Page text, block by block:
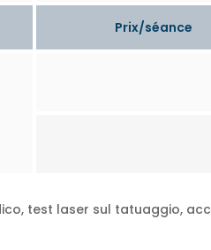
Prix/séance
test laser sul tatuaggio,